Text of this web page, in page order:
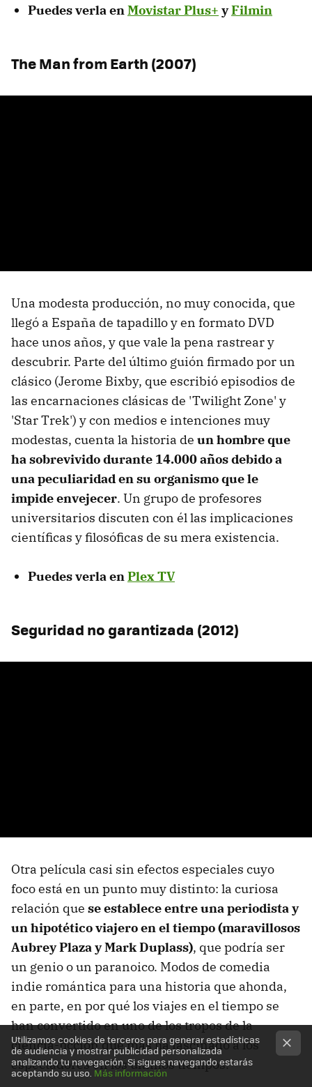
Puedes verla enMovistar Plus+ yFilmin
The Man from Earth (2007)
Una modesta producción, no muy conocida, que
llegó a España de tapadillo y en formato DVD
hace unos años, y que vale la pena rastrear y
descubrir. Parte del último guión firmado por un
clásico (Jerome Bixby, que escribió episodios de
las encarnaciones clásicas de 'Twilight Zone' y
'Star Trek') y con medios e intenciones muy
modestas, cuenta la historia de un hombre que
ha sobrevivido durante 14.000 años debido a
una peculiaridad en su organismo que le
impide envejecer. Un grupo de profesores
universitarios discuten con él las implicaciones
científicas y filosóficas de su mera existencia.
Puedes verla enPlex TV
Seguridad no garantizada (2012)
Otra película casi sin efectos especiales cuyo
foco está en un punto muy distinto: la curiosa
relación que se establece entre una periodista y
un hipotético viajero en el tiempo (maravillosos
Aubrey Plaza y Mark Duplass), que podría ser
un genio o un paranoico. Modos de comedia
indie romántica para una historia que ahonda,
en parte, en por qué los viajes en el tiempo se
han convertido en uno de los tropos de la
ciencia-ficción que más ha fascinado a los
espectadores en los últimos tiempos.
Utilizamos cookies de terceros para generar estadísticas
de audiencia y mostrar publicidad personalizada
analizando tu navegación. Si sigues navegando estarás
aceptando su uso. Más información